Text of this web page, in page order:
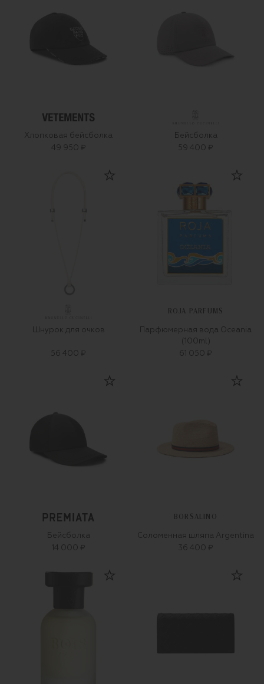
Хлопковая бейсболка
49 950 ₽
Бейсболка
59 400 ₽
Шнурок для очков
56 400 ₽
ROJA PARFUMS
Парфюмерная вода Oceania
(100ml)
61 050 ₽
Бейсболка
14 000 ₽
BORSALINO
Соломенная шляпа Argentina
36 400 ₽